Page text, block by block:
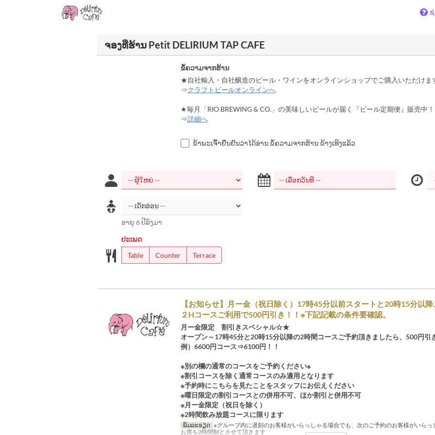
ຈອງທີ່ຮ້ານ Petit DELIRIUM TAP CAFE
ຂໍ້ຄວາມຈາກຮ້ານ
★自社輸入・自社醸造のビール・ワインをオンラインショップでご購入いただけま
⇒クラフトビールオンラインへ
★毎月「RIO BREWING & CO.」の美味しいビールが届く『ビール定期便』販売中！
⇒詳細へ
ຂ້າພະເຈົ້າຢືນຢັນວ່າໄດ້ອ່ານ ຂໍ້ຄວາມຈາກຮ້ານ ຂ້າງເທິງແລ້ວ
ອາຍຸ 6 ປີລົງມາ
ປະເພດ
Table
Counter Terrace
【お知らせ】月ー金（祝日除く）17時45分以前スタートと20時15分以
２Hコースご利用で500円引き！！※下記記載の条件要確認。
月ー金限定 割引きスペシャル☆★
オープン～17時45分と20時15分以降の2時間コースご予約頂きましたら、500円引
例）6600円コース⇒6100円！！
※別の欄の通常のコースをご予約ください※
※割引コースを除く通常コースのみ適用となります
※予約時にこちらを見たことをスタッフにお伝えください
※曜日限定の割引コースとの併用不可、ほか割引と併用不可
※月ー金限定（祝日を除く）
※2時間飲み放題コースに限ります
ພິມລະອຽດ ※グループ内に遅刻のお客様がいらっしゃる場合でも、次のご予約のお客様がいらっ
お席を2時間制とさせて頂きます